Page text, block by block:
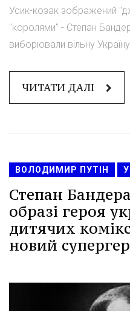
Усик-козак зображений
"королями" - Степан
виборювали вільну
ЧИТАТИ ДАЛІ
ВОЛОДИМИР ПУТІН
Степан
образі героя
дитячих
новий